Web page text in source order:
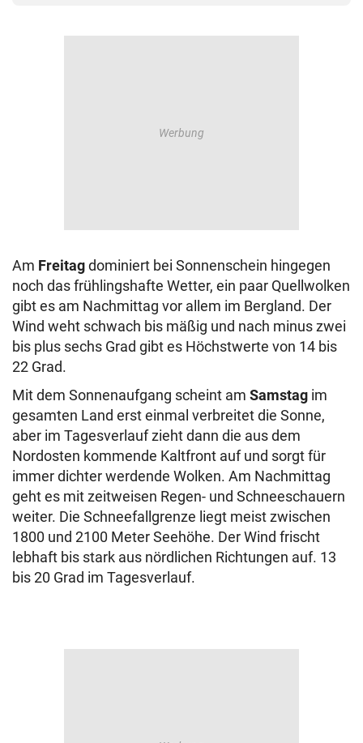
Am Freitagdominiert bei Sonnenschein hingegen
noch das frühlingshafte Wetter, ein paar Quellwolken
gibt es am Nachmittag vor allem im Bergland. Der
Wind weht schwach bis mäßig und nach minus zwei
bis plus sechs Grad gibt es Höchstwerte von 14 bis
22 Grad.
Mit dem Sonnenaufgang scheint am Samstag im
gesamten Land erst einmal verbreitet die Sonne,
aber im Tagesverlauf zieht dann die aus dem
Nordosten kommende Kaltfront auf und sorgt für
immer dichter werdende Wolken. Am Nachmittag
geht es mit zeitweisen Regen- und Schneeschauern
weiter. Die Schneefallgrenze liegt meist zwischen
1800 und 2100 Meter Seehöhe. Der Wind frischt
lebhaft bis stark aus nördlichen Richtungen auf. 13
bis 20 Grad im Tagesverlauf.